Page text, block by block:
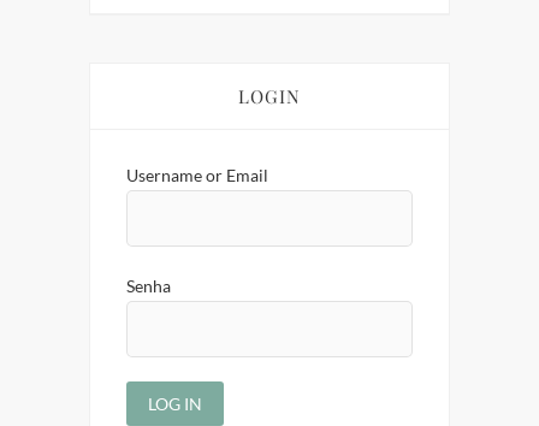
LOGIN
Username or Email
Senha